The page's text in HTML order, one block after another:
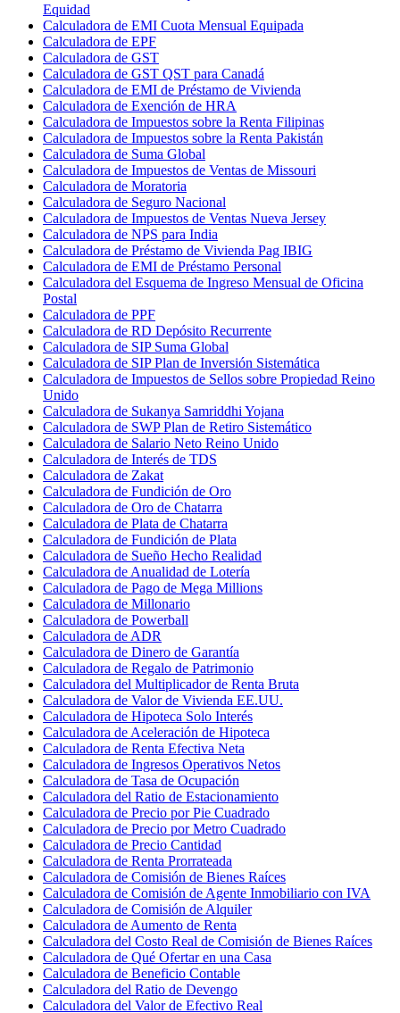
Equidad
Calculadora de EMI Cuota Mensual Equipada
Calculadora de EPF
Calculadora de GST
Calculadora de GST QST para Canadá
Calculadora de EMI de Préstamo de Vivienda
Calculadora de Exención de HRA
Calculadora de Impuestos sobre la Renta Filipinas
Calculadora de Impuestos sobre la Renta Pakistán
Calculadora de Suma Global
Calculadora de Impuestos de Ventas de Missouri
Calculadora de Moratoria
Calculadora de Seguro Nacional
Calculadora de Impuestos de Ventas Nueva Jersey
Calculadora de NPS para India
Calculadora de Préstamo de Vivienda Pag IBIG
Calculadora de EMI de Préstamo Personal
Calculadora del Esquema de Ingreso Mensual de Oficina
Postal
Calculadora de PPF
Calculadora de RD Depósito Recurrente
Calculadora de SIP Suma Global
Calculadora de SIP Plan de Inversión Sistemática
Calculadora de Impuestos de Sellos sobre Propiedad Reino
Unido
Calculadora de Sukanya Samriddhi Yojana
Calculadora de SWP Plan de Retiro Sistemático
Calculadora de Salario Neto Reino Unido
Calculadora de Interés de TDS
Calculadora de Zakat
Calculadora de Fundición de Oro
Calculadora de Oro de Chatarra
Calculadora de Plata de Chatarra
Calculadora de Fundición de Plata
Calculadora de Sueño Hecho Realidad
Calculadora de Anualidad de Lotería
Calculadora de Pago de Mega Millions
Calculadora de Millonario
Calculadora de Powerball
Calculadora de ADR
Calculadora de Dinero de Garantía
Calculadora de Regalo de Patrimonio
Calculadora del Multiplicador de Renta Bruta
Calculadora de Valor de Vivienda EE.UU.
Calculadora de Hipoteca Solo Interés
Calculadora de Aceleración de Hipoteca
Calculadora de Renta Efectiva Neta
Calculadora de Ingresos Operativos Netos
Calculadora de Tasa de Ocupación
Calculadora del Ratio de Estacionamiento
Calculadora de Precio por Pie Cuadrado
Calculadora de Precio por Metro Cuadrado
Calculadora de Precio Cantidad
Calculadora de Renta Prorrateada
Calculadora de Comisión de Bienes Raíces
Calculadora de Comisión de Agente Inmobiliario con IVA
Calculadora de Comisión de Alquiler
Calculadora de Aumento de Renta
Calculadora del Costo Real de Comisión de Bienes Raíces
Calculadora de Qué Ofertar en una Casa
Calculadora de Beneficio Contable
Calculadora del Ratio de Devengo
Calculadora del Valor de Efectivo Real